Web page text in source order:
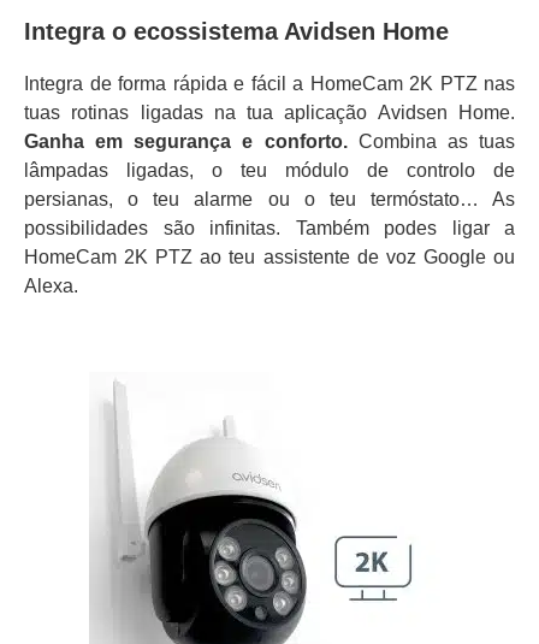
Integra o ecossistema Avidsen Home
Integra de forma rápida e fácil a HomeCam 2K PTZ nas
tuas rotinas ligadas na tua aplicação Avidsen Home.
Ganha em segurança e conforto. Combina as tuas
lâmpadas ligadas, o teu módulo de controlo de
persianas, o teu alarme ou o teu termóstato… As
possibilidades são infinitas. Também podes ligar a
HomeCam 2K PTZ ao teu assistente de voz Google ou
Alexa.